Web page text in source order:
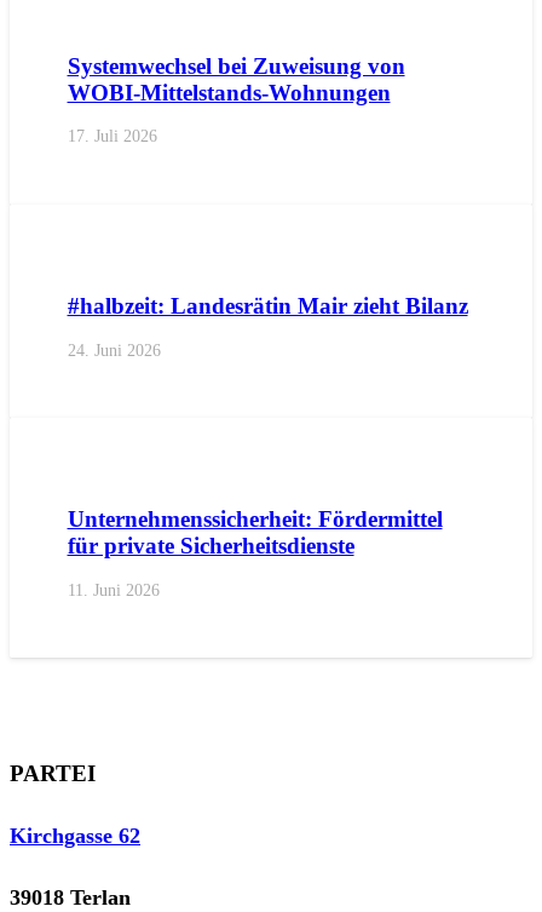
Systemwechsel bei Zuweisung von
WOBI-Mittelstands-Wohnungen
17. Juli 2026
#halbzeit: Landesrätin Mair zieht Bilanz
24. Juni 2026
Unternehmenssicherheit: Fördermittel
für private Sicherheitsdienste
11. Juni 2026
PARTEI
Kirchgasse 62
39018 Terlan